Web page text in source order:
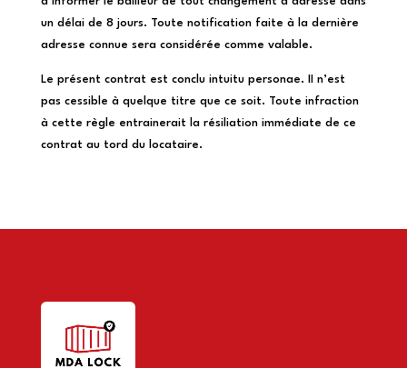
un délai de 8 jours. Toute notification faite à la dernière
adresse connue sera considérée comme valable.
Le présent contrat est conclu intuitu personae. II n’est
pas cessible à quelque titre que ce soit. Toute infraction
à cette règle entrainerait la résiliation immédiate de ce
contrat au tord du locataire.